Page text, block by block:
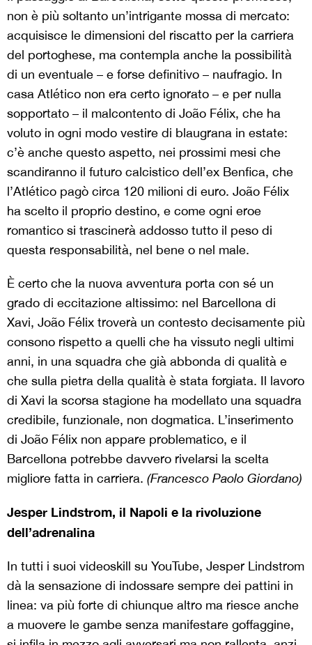
non è più soltanto un’intrigante mossa di mercato:
acquisisce le dimensioni del riscatto per la carriera
del portoghese, ma contempla anche la possibilità
di un eventuale – e forse definitivo – naufragio. In
casa Atlético non era certo ignorato – e per nulla
sopportato – il malcontento di João Félix, che ha
voluto in ogni modo vestire di blaugrana in estate:
c’è anche questo aspetto, nei prossimi mesi che
scandiranno il futuro calcistico dell’ex Benfica, che
l’Atlético pagò circa 120 milioni di euro. João Félix
ha scelto il proprio destino, e come ogni eroe
romantico si trascinerà addosso tutto il peso di
questa responsabilità, nel bene o nel male.
È certo che la nuova avventura porta con sé un
grado di eccitazione altissimo: nel Barcellona di
Xavi, João Félix troverà un contesto decisamente più
consono rispetto a quelli che ha vissuto negli ultimi
anni, in una squadra che già abbonda di qualità e
che sulla pietra della qualità è stata forgiata. Il lavoro
di Xavi la scorsa stagione ha modellato una squadra
credibile, funzionale, non dogmatica. L’inserimento
di João Félix non appare problematico, e il
Barcellona potrebbe davvero rivelarsi la scelta
migliore fatta in carriera. (Francesco Paolo Giordano)
Jesper Lindstrom, il Napoli e la rivoluzione
dell’adrenalina
In tutti i suoi videoskill su YouTube, Jesper Lindstrom
dà la sensazione di indossare sempre dei pattini in
linea: va più forte di chiunque altro ma riesce anche
a muovere le gambe senza manifestare goffaggine,